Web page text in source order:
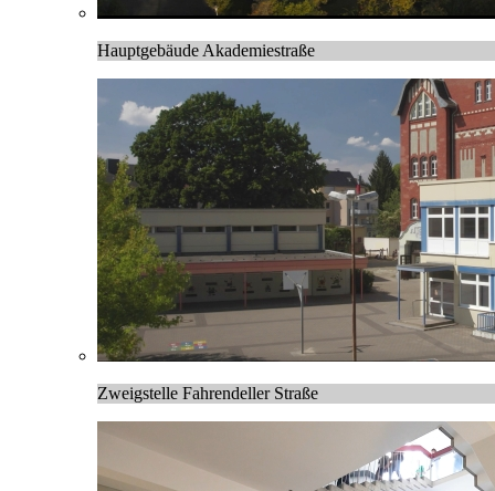
Hauptgebäude Akademiestraße
Zweigstelle Fahrendeller Straße